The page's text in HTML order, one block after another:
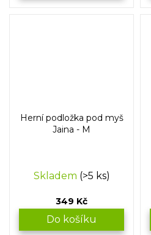
Herní podložka pod myš
Jaina - M
Skladem (>5 ks)
349 Kč
Do košíku